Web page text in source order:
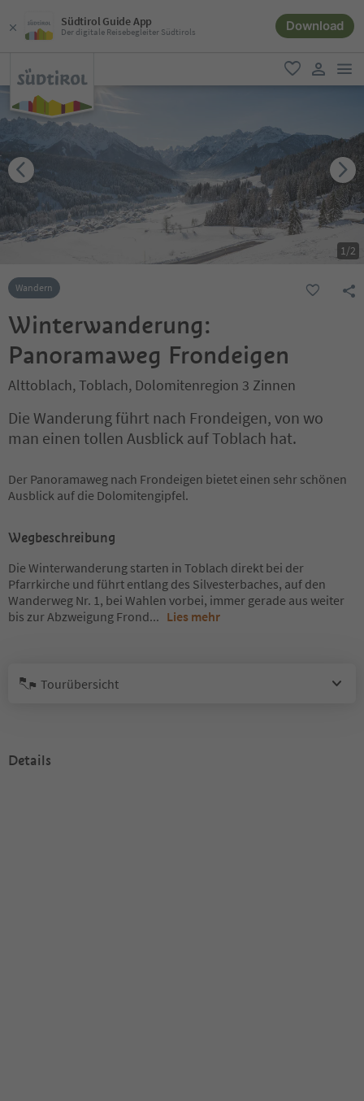
Südtirol Guide App
Der digitale Reisebegleiter Südtirols Download
favorit
user link
1/2
Wandern
Winterwanderung:
Panoramaweg Frondeigen
Alttoblach, Toblach, Dolomitenregion 3 Zinnen
Die Wanderung führt nach Frondeigen, von wo
man einen tollen Ausblick auf Toblach hat.
Der Panoramaweg nach Frondeigen bietet einen sehr schönen
Ausblick auf die Dolomitengipfel.
Wegbeschreibung
Die Winterwanderung starten in Toblach direkt bei der
Pfarrkirche und führt entlang des Silvesterbaches, auf den
Wanderweg Nr. 1, bei Wahlen vorbei, immer gerade aus weiter
bis zur Abzweigung Frond... Lies mehr
Tourübersicht
Details